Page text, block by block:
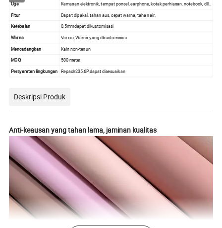
Uge Kemasan elektronik, tempat ponsel, earphone, kotak perhiasan, notebook, dll..
Fitur Dapat dipakai, tahan aus, cepat warna, tahan air.
Ketebalan 0,5mmdapat dikustomisasi
Warna Variou, Warna yang dikustomisasi
Mencadangkan Kain non-tenun
MOQ 500 meter
Persyaratan lingkungan Repach235,6P,dapat disesuaikan
Deskripsi Produk
Anti-keausan yang tahan lama, jaminan kualitas